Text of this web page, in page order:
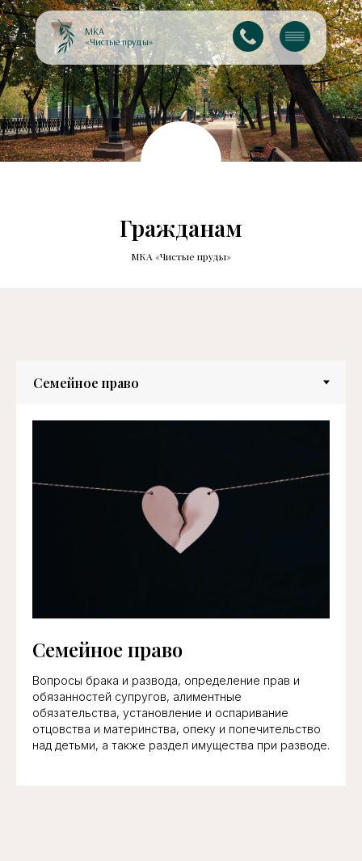
МКА
«Чистые пруды»
Гражданам
МКА «Чистые пруды»
Семейное право
Вопросы брака и развода, определение прав и
обязанностей супругов, алиментные
обязательства, установление и оспаривание
отцовства и материнства, опеку и попечительство
над детьми, а также раздел имущества при разводе.
ОСТАВЬТЕ ЗАЯВКУ НА
ОБРАТНЫЙ ЗВОНОК